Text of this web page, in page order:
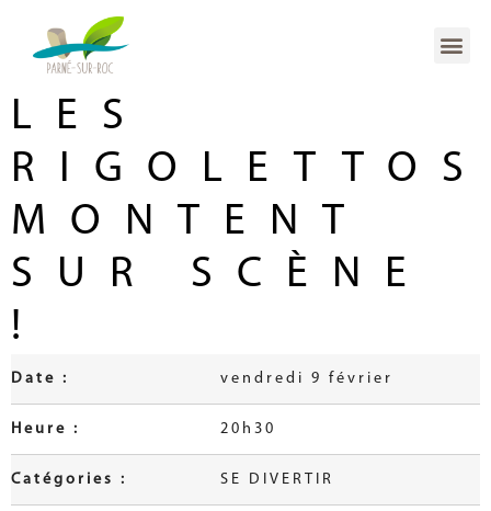
LES
RIGOLETTOS
MONTENT
SUR SCÈNE
!
Date : vendredi 9 février
Heure : 20h30
Catégories : SE DIVERTIR